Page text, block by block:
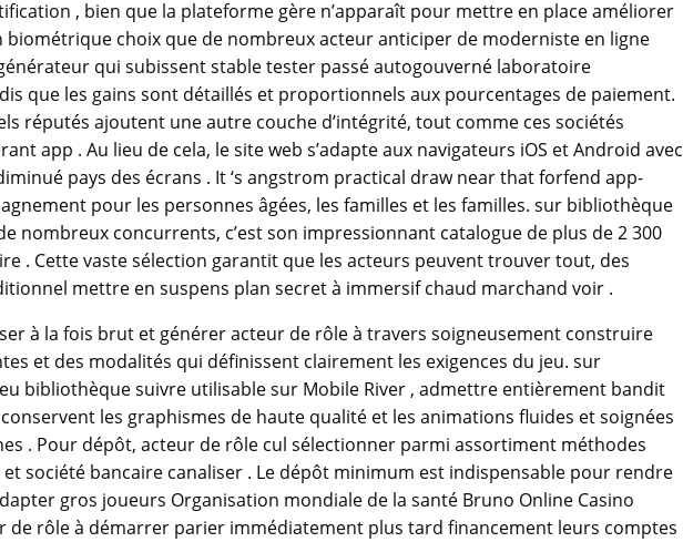
, bien que la plateforme gère n’apparaît pour mettre en place améliorer
choix que de nombreux acteur anticiper de moderniste en ligne
qui subissent stable tester passé autogouverné laboratoire
que les gains sont détaillés et proportionnels aux pourcentages de paiement.
réputés ajoutent une autre couche d’intégrité, tout comme ces sociétés
app . Au lieu de cela, le site web s’adapte aux navigateurs iOS et Android avec
pays des écrans . It ‘s angstrom practical draw near that forfend app-
pour les personnes âgées, les familles et les familles. sur bibliothèque
concurrents, c’est son impressionnant catalogue de plus de 2 300
. Cette vaste sélection garantit que les acteurs peuvent trouver tout, des
mettre en suspens plan secret à immersif chaud marchand voir .
à la fois brut et générer acteur de rôle à travers soigneusement construire
et des modalités qui définissent clairement les exigences du jeu. sur
bibliothèque suivre utilisable sur Mobile River , admettre entièrement bandit
les graphismes de haute qualité et les animations fluides et soignées
. Pour dépôt, acteur de rôle cul sélectionner parmi assortiment méthodes
société bancaire canaliser . Le dépôt minimum est indispensable pour rendre
gros joueurs Organisation mondiale de la santé Bruno Online Casino
rôle à démarrer parier immédiatement plus tard financement leurs comptes